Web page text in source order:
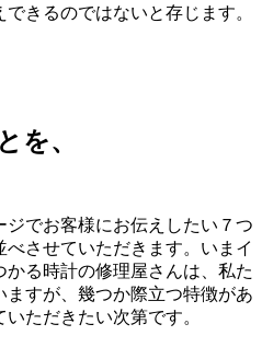
きるのではないと存じます。
を、
ジでお客様にお伝えしたい７つ
させていただきます。いまイ
る時計の修理屋さんは、私た
すが、幾つか際立つ特徴があ
ただきたい次第です。